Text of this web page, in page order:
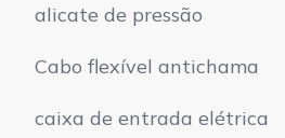
alicate de pressão
Cabo flexível antichama
caixa de entrada elétrica